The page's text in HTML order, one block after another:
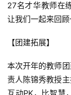
27名才华教师在
让我们一起来回
【团建拓展】
本次开年的教师
责人陈锦秀教授